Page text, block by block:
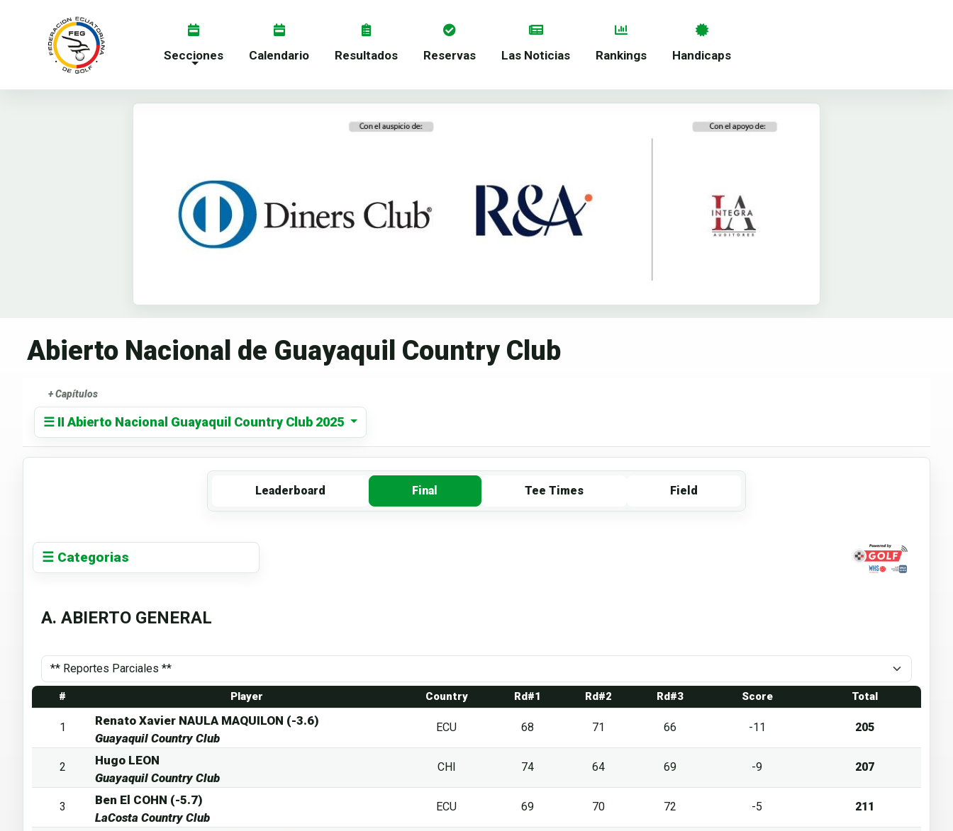
Secciones Calendario Resultados Reservas Las Noticias Rankings Handicaps
Abierto Nacional de Guayaquil Country Club
+ Capítulos
☰ II Abierto Nacional Guayaquil Country Club 2025
Leaderboard Final Tee Times Field
☰ Categorias
A. ABIERTO GENERAL
# Player Country Rd#1 Rd#2 Rd#3 Score Total
1
Renato Xavier NAULA MAQUILON (-3.6)
Guayaquil Country Club
ECU 68 71 66 -11 205
2
Hugo LEON
Guayaquil Country Club
CHI 74 64 69 -9 207
3
Ben El COHN (-5.7)
LaCosta Country Club
ECU 69 70 72 -5 211